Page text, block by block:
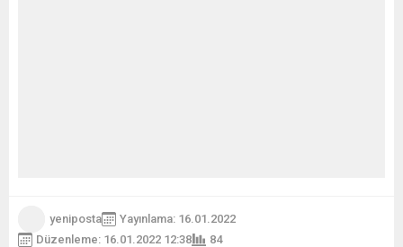
yeniposta
Yayınlama: 16.01.2022
Düzenleme: 16.01.2022 12:38
84